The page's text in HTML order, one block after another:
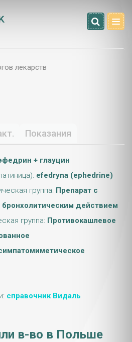
лекарств
Показания
+ глауцин
efedryna (ephedrine)
группа: Препарат с
действием
группа: Противокашлевое
справочник Видаль
в-во в Польше